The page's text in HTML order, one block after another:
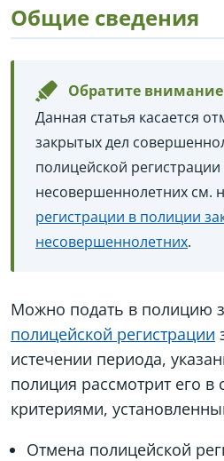
Общие сведения
Обратите внимание
Данная статья касается
закрытых дел
полицейской
несовершеннолетних см.
регистрации в полиции
несовершеннолетних.
Можно подать в полицию
полицейской регистрации
истечении периода,
полиция рассмотрит его в
критериями,
Отмена полицейской